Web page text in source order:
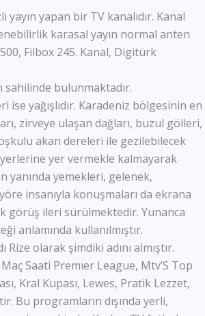
Kanal 24
Ulusal Kanal
TBMM Tv
Tele1
Ülke Tv
KRT Tv
TGRT Haber
TVNET
TRT Spor
A Spor
GS Tv
FB Tv
Tay Tv
CBC Sport
yayın yapan bir TV kanalıdır. Kanal
karasal yayın normal anten
Filbox 245. Kanal, Digitürk
sahilinde bulunmaktadır.
ise yağışlıdır. Karadeniz bölgesinin en
zirveye ulaşan dağları, buzul gölleri,
akan dereleri ile gezilebilecek
yer vermekle kalmayarak
yanında yemekleri, gelenek,
insanıyla konuşmaları da ekrana
görüş ileri sürülmektedir. Yunanca
anlamında kullanılmıştır.
Rize olarak şimdiki adını almıştır.
Saati Premıer League, Mtv’S Top
Kral Kupası, Lewes, Pratik Lezzet,
Bu programların dışında yerli,